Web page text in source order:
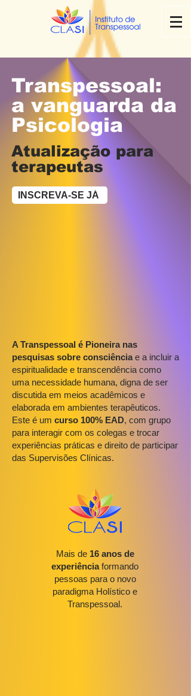
Transpessoal:
a vanguarda da
Psicologia
Atualização para
terapeutas
INSCREVA-SE JÁ
A Transpessoal é Pioneira nas
pesquisas sobre consciênciae a incluir a
espiritualidade e transcendência como
uma necessidade humana, digna de ser
discutida em meios acadêmicos e
elaborada em ambientes terapêuticos.
Este é um curso 100% EAD, com grupo
para interagir com os colegas e trocar
experiências práticas e direito de participar
das Supervisões Clínicas.
Mais de 16 anos de
experiênciaformando
pessoas para o novo
paradigma Holístico e
Transpessoal.